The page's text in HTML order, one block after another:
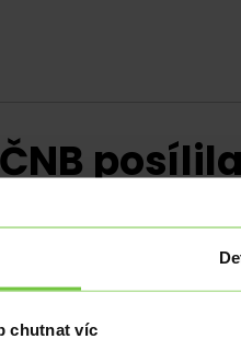
chutnat víc
posílila
sazby. Americký